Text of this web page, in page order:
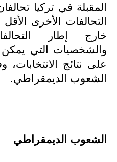
المقبلة في تركيا
التحالفات الأخرى
خارج إطار
والشخصيات التي يمكن
على نتائج
الشعوب الديمقراطي.
الشعوب الديمقراطي